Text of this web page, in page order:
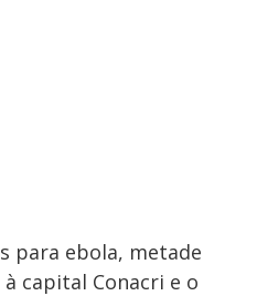
para ebola, metade
capital Conacri e o